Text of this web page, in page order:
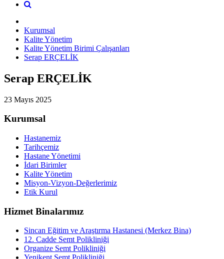
Kurumsal
Kalite Yönetim
Kalite Yönetim Birimi Çalışanları
Serap ERÇELİK
Serap ERÇELİK
23 Mayıs 2025
Kurumsal
Hastanemiz
Tarihçemiz
Hastane Yönetimi
İdari Birimler
Kalite Yönetim
Misyon-Vizyon-Değerlerimiz
Etik Kurul
Hizmet Binalarımız
Sincan Eğitim ve Araştırma Hastanesi (Merkez Bina)
12. Cadde Semt Polikliniği
Organize Semt Polikliniği